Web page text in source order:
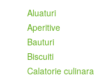
Aluaturi
Aperitive
Bauturi
Biscuiti
Calatorie culinara